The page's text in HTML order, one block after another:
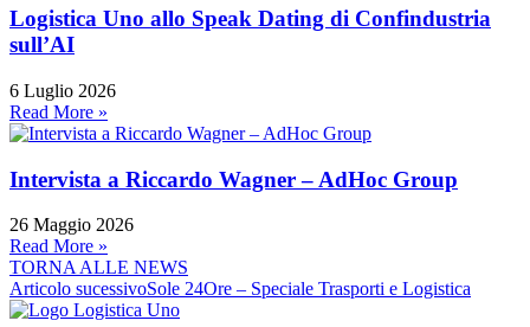
Logistica Uno allo Speak Dating di Confindustria
sull’AI
6 Luglio 2026
Read More »
Intervista a Riccardo Wagner – AdHoc Group
26 Maggio 2026
Read More »
TORNA ALLE NEWS
Articolo sucessivoSole 24Ore – Speciale Trasporti e Logistica